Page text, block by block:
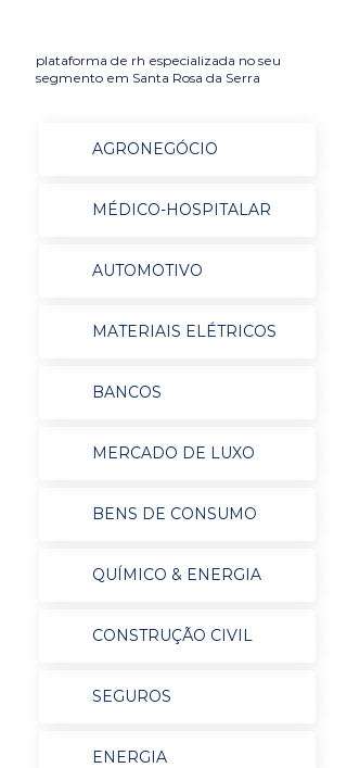
plataforma de rh especializada no seu
segmento em Santa Rosa da Serra
AGRONEGÓCIO
MÉDICO-HOSPITALAR
AUTOMOTIVO
MATERIAIS ELÉTRICOS
BANCOS
MERCADO DE LUXO
BENS DE CONSUMO
QUÍMICO & ENERGIA
CONSTRUÇÃO CIVIL
SEGUROS
ENERGIA